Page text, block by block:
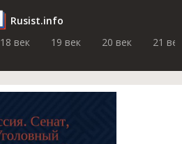
Rusist.info
18 век 19 век 20 век 21 век